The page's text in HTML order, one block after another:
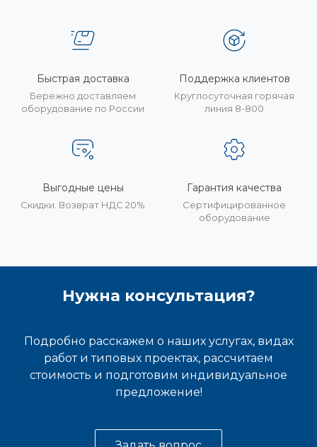
Быстрая доставка
Бережно доставляем
оборудование по России
Поддержка клиентов
Круглосуточная горячая
линия 8-800
Выгодные цены
Скидки. Возврат НДС 20%
Гарантия качества
Сертифицированное
оборудование
Нужна консультация?
Подробно расскажем о наших услугах, видах
работ и типовых проектах, рассчитаем
стоимость и подготовим индивидуальное
предложение!